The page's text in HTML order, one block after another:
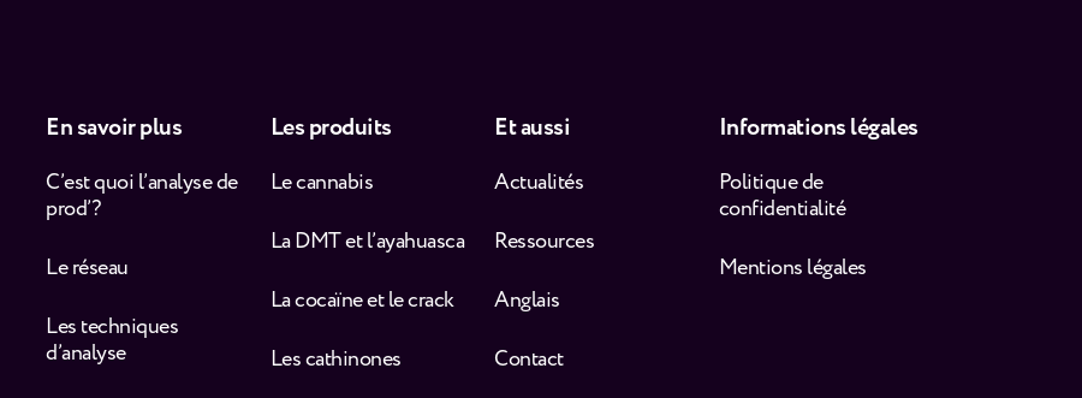
En savoir plus
C’est quoi l’analyse de
prod’ ?
Le réseau
Les techniques
d’analyse
Les produits
Le cannabis
La DMT et l’ayahuasca
La cocaïne et le crack
Les cathinones
Et aussi
Actualités
Ressources
Anglais
Contact
Informations légales
Politique de
confidentialité
Mentions légales